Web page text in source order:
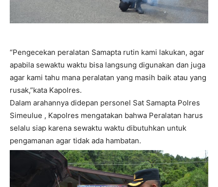
“Pengecekan peralatan Samapta rutin kami lakukan, agar
apabila sewaktu waktu bisa langsung digunakan dan juga
agar kami tahu mana peralatan yang masih baik atau yang
rusak,”kata Kapolres.
Dalam arahannya didepan personel Sat Samapta Polres
Simeulue , Kapolres mengatakan bahwa Peralatan harus
selalu siap karena sewaktu waktu dibutuhkan untuk
pengamanan agar tidak ada hambatan.